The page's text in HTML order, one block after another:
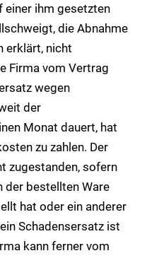
einer ihm gesetzten
die Abnahme
erklärt, nicht
Firma vom Vertrag
wegen
der
Monat dauert, hat
zu zahlen. Der
zugestanden, sofern
der bestellten Ware
hat oder ein anderer
Schadensersatz ist
kann ferner vom